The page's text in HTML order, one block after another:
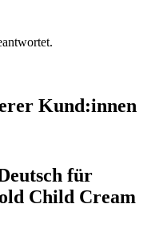
Kund:innen
für
Child Cream